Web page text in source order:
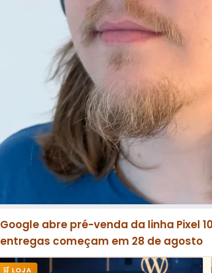
Google abre pré-venda da linha Pixel
entregas começam em 28 de agosto
🛒 LOJA